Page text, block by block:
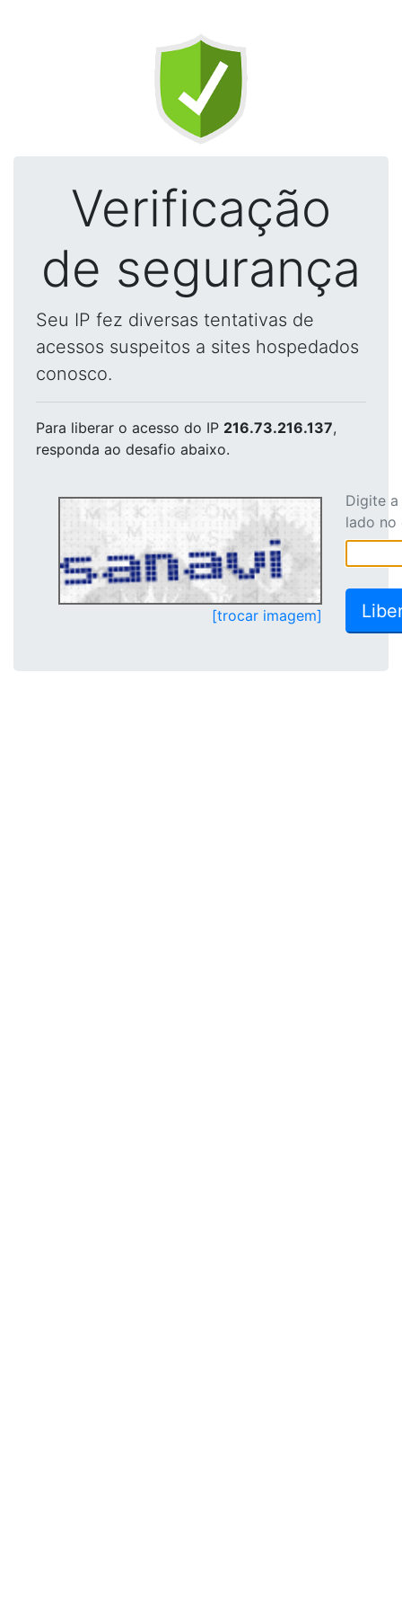
Verificação
de segurança
Seu IP fez diversas tentativas de
acessos suspeitos a sites hospedados
conosco.
Para liberar o acesso do IP 216.73.216.137,
responda ao desafio abaixo.
[trocar imagem]
Digite
lado no